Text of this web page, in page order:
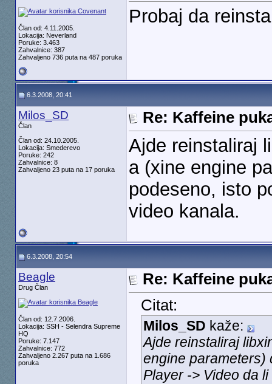
Član od: 4.11.2005.
Lokacija: Neverland
Poruke: 3.463
Zahvalnice: 387
Zahvaljeno 736 puta na 487 poruka
Probaj da
6.3.2008, 20:41
Milos_SD
Član
Član od: 24.10.2005.
Lokacija: Smederevo
Poruke: 242
Zahvalnice: 8
Zahvaljeno 23 puta na 17 poruka
Re: Kaffeine
Ajde reinstaliraj
a (xine engine
podeseno, isto
video kanala.
6.3.2008, 20:54
Beagle
Drug Član
Član od: 12.7.2006.
Lokacija: SSH - Selendra Supreme
HQ
Poruke: 7.147
Zahvalnice: 772
Zahvaljeno 2.267 puta na 1.686
poruka
Re: Kaffeine
Citat:
Milos_SD kaže:
Ajde reinstaliraj
engine parameters)
Player -> Video da